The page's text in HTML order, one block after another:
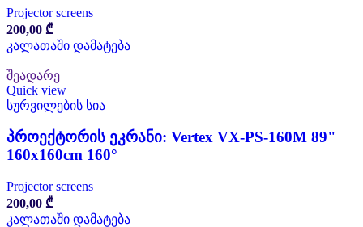
Projector screens
200,00 ₾
კალათაში დამატება
შეადარე
Quick view
სურვილების სია
პროექტორის ეკრანი: Vertex VX-PS-160M 89"
160x160cm 160°
Projector screens
200,00 ₾
კალათაში დამატება